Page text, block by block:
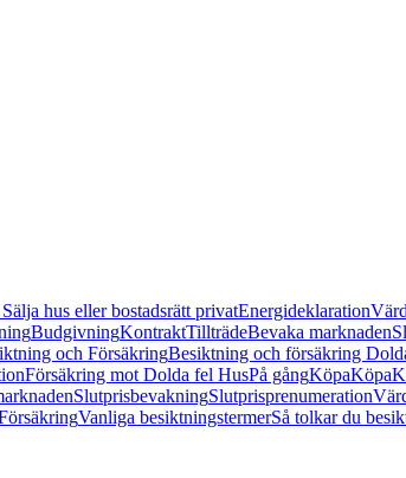
Sälja hus eller bostadsrätt privatEnergideklaration
BudgivningKontraktTillträdeBevaka marknaden
och FörsäkringBesiktning och försäkring
Försäkring mot Dolda fel HusPå gångKöpaKöpa
SlutprisbevakningSlutprisprenumeration
Vanliga besiktningstermerSå tolkar du